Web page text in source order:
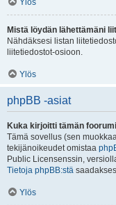
Ylös
Mistä löydän lähettämäni
Nähdäksesi listan
liitetiedostot-osioon.
Ylös
phpBB -asiat
Kuka kirjoitti tämän
Tämä sovellus (sen
tekijänoikeudet omistaa
Public Licensenssin,
Tietoja phpBB:stä
Ylös